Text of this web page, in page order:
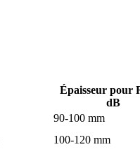
Épaisseur pour
dB
90-100 mm
100-120 mm